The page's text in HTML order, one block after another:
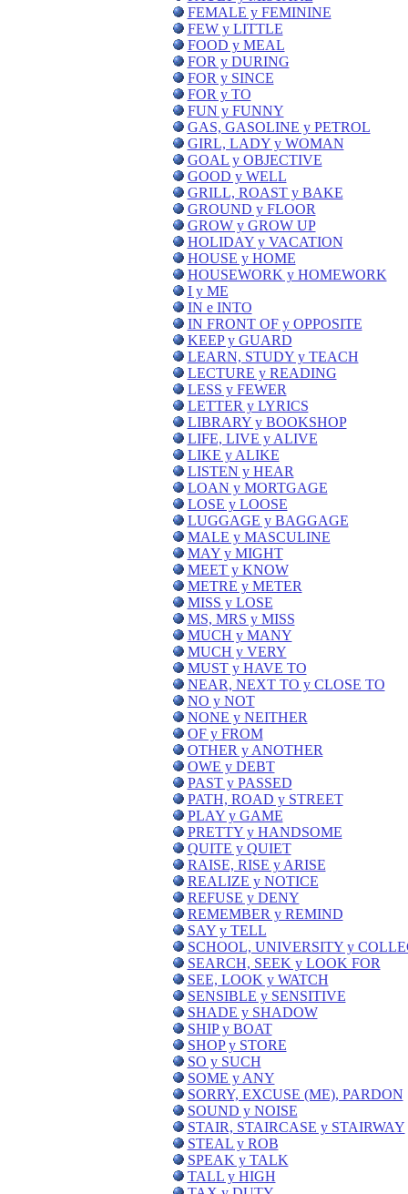
FEMALE y FEMININE
FEW y LITTLE
FOOD y MEAL
FOR y DURING
FOR y SINCE
FOR y TO
FUN y FUNNY
GAS, GASOLINE y PETROL
GIRL, LADY y WOMAN
GOAL y OBJECTIVE
GOOD y WELL
GRILL, ROAST y BAKE
GROUND y FLOOR
GROW y GROW UP
HOLIDAY y VACATION
HOUSE y HOME
HOUSEWORK y HOMEWORK
I y ME
IN e INTO
IN FRONT OF y OPPOSITE
KEEP y GUARD
LEARN, STUDY y TEACH
LECTURE y READING
LESS y FEWER
LETTER y LYRICS
LIBRARY y BOOKSHOP
LIFE, LIVE y ALIVE
LIKE y ALIKE
LISTEN y HEAR
LOAN y MORTGAGE
LOSE y LOOSE
LUGGAGE y BAGGAGE
MALE y MASCULINE
MAY y MIGHT
MEET y KNOW
METRE y METER
MISS y LOSE
MS, MRS y MISS
MUCH y MANY
MUCH y VERY
MUST y HAVE TO
NEAR, NEXT TO y CLOSE TO
NO y NOT
NONE y NEITHER
OF y FROM
OTHER y ANOTHER
OWE y DEBT
PAST y PASSED
PATH, ROAD y STREET
PLAY y GAME
PRETTY y HANDSOME
QUITE y QUIET
RAISE, RISE y ARISE
REALIZE y NOTICE
REFUSE y DENY
REMEMBER y REMIND
SAY y TELL
SCHOOL, UNIVERSITY y
SEARCH, SEEK y LOOK FOR
SEE, LOOK y WATCH
SENSIBLE y SENSITIVE
SHADE y SHADOW
SHIP y BOAT
SHOP y STORE
SO y SUCH
SOME y ANY
SORRY, EXCUSE (ME), PARDON
SOUND y NOISE
STAIR, STAIRCASE y STAIRWAY
STEAL y ROB
SPEAK y TALK
TALL y HIGH